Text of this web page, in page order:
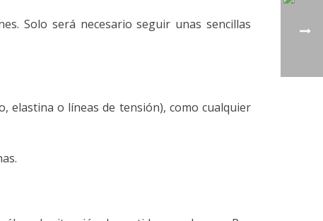
Solo será necesario seguir unas sencillas
elastina o líneas de tensión), como cualquier